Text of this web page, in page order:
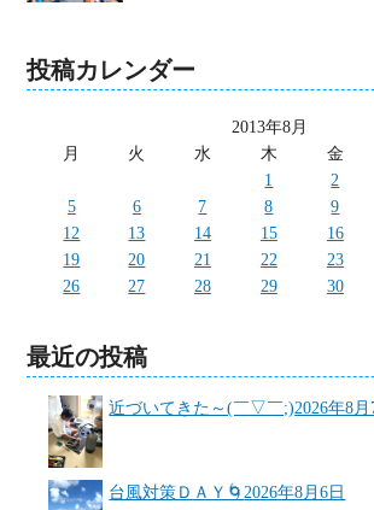
投稿カレンダー
2013年8月
月
火 水 木 金
1
2
5
6 7 8 9
12
13 14 15 16
19
20 21 22 23
26
27 28 29 30
最近の投稿
近づいてきた～(￣▽￣;)2026年8月
台風対策ＤＡＹ🌀2026年8月6日